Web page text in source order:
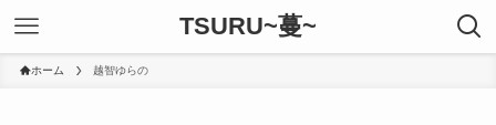
TSURU~蔓~
ホーム 越智ゆらの